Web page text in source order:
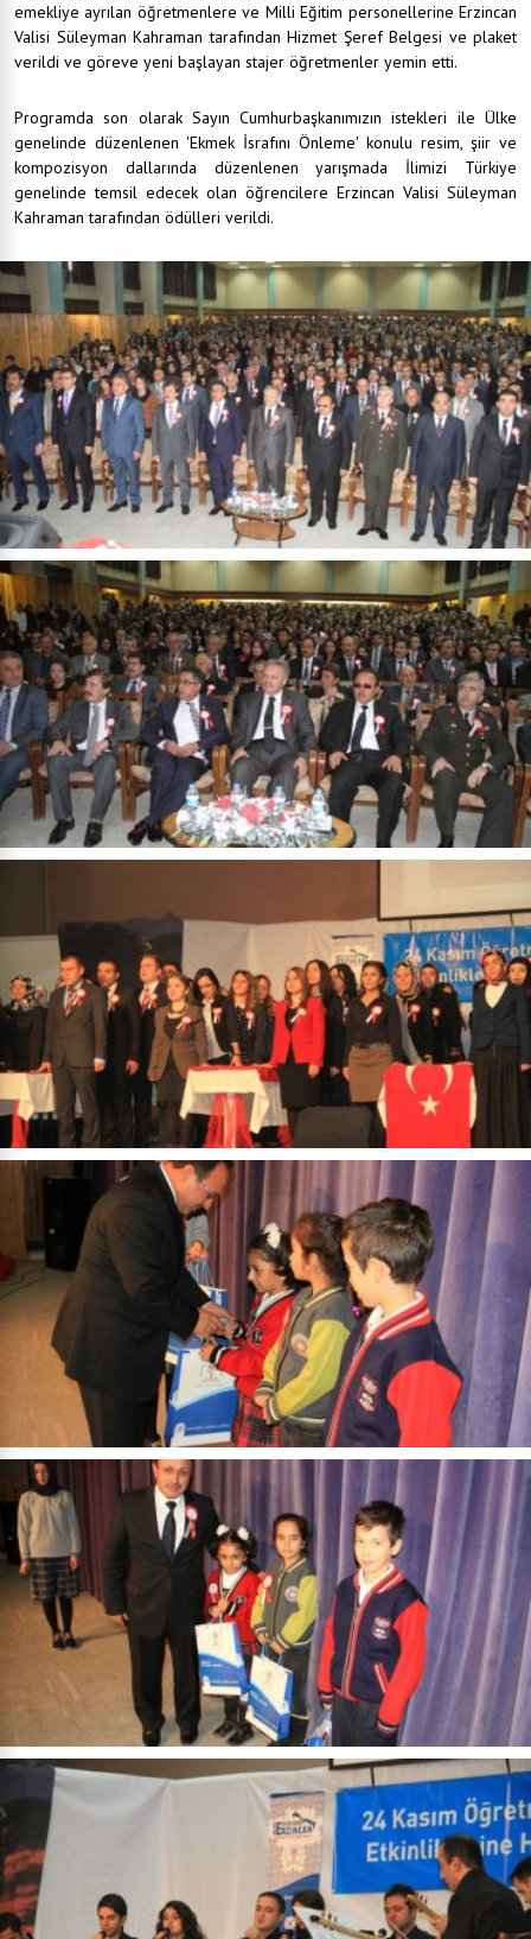
emekliye ayrılan öğretmenlere ve Milli Eğitim personellerine Erzincan
Valisi Süleyman Kahraman tarafından Hizmet Şeref Belgesi ve plaket
verildi ve göreve yeni başlayan stajer öğretmenler yemin etti.
Programda son olarak Sayın Cumhurbaşkanımızın istekleri ile Ülke
genelinde düzenlenen 'Ekmek İsrafını Önleme' konulu resim, şiir ve
kompozisyon dallarında düzenlenen yarışmada İlimizi Türkiye
genelinde temsil edecek olan öğrencilere Erzincan Valisi Süleyman
Kahraman tarafından ödülleri verildi.